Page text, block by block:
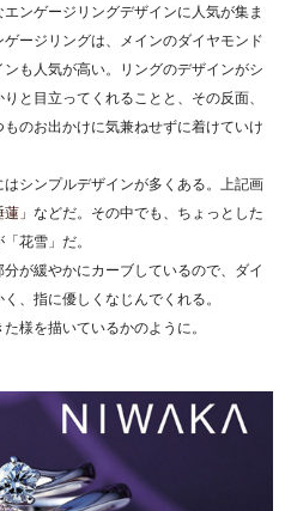
ンゲージリングデザインに人気が集ま
ージリングは、メインのダイヤモンド
も人気が高い。リングのデザインがシ
と目立ってくれることと、その反面、
のお出かけに気兼ねせずに着けていけ
シンプルデザインが多くある。上記画
蓮」 などだ。その中でも、ちょっとした
花雪」だ。
が緩やかにカーブしているので、ダイ
、指に優しくなじんでくれる。
様を描いているかのように。